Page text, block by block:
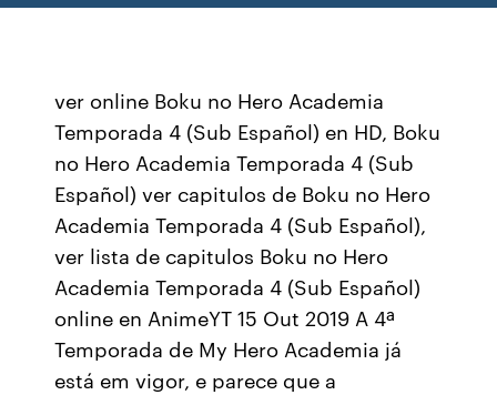
ver online Boku no Hero Academia
Temporada 4 (Sub Español) en HD, Boku
no Hero Academia Temporada 4 (Sub
Español) ver capitulos de Boku no Hero
Academia Temporada 4 (Sub Español),
ver lista de capitulos Boku no Hero
Academia Temporada 4 (Sub Español)
online en AnimeYT 15 Out 2019 A 4ª
Temporada de My Hero Academia já
está em vigor, e parece que a